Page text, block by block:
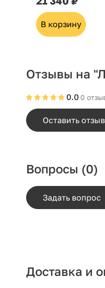
В корзину
Отзывы на
0
0.0
Оставить отзыв
Вопросы (0)
Задать вопрос
Доставка и